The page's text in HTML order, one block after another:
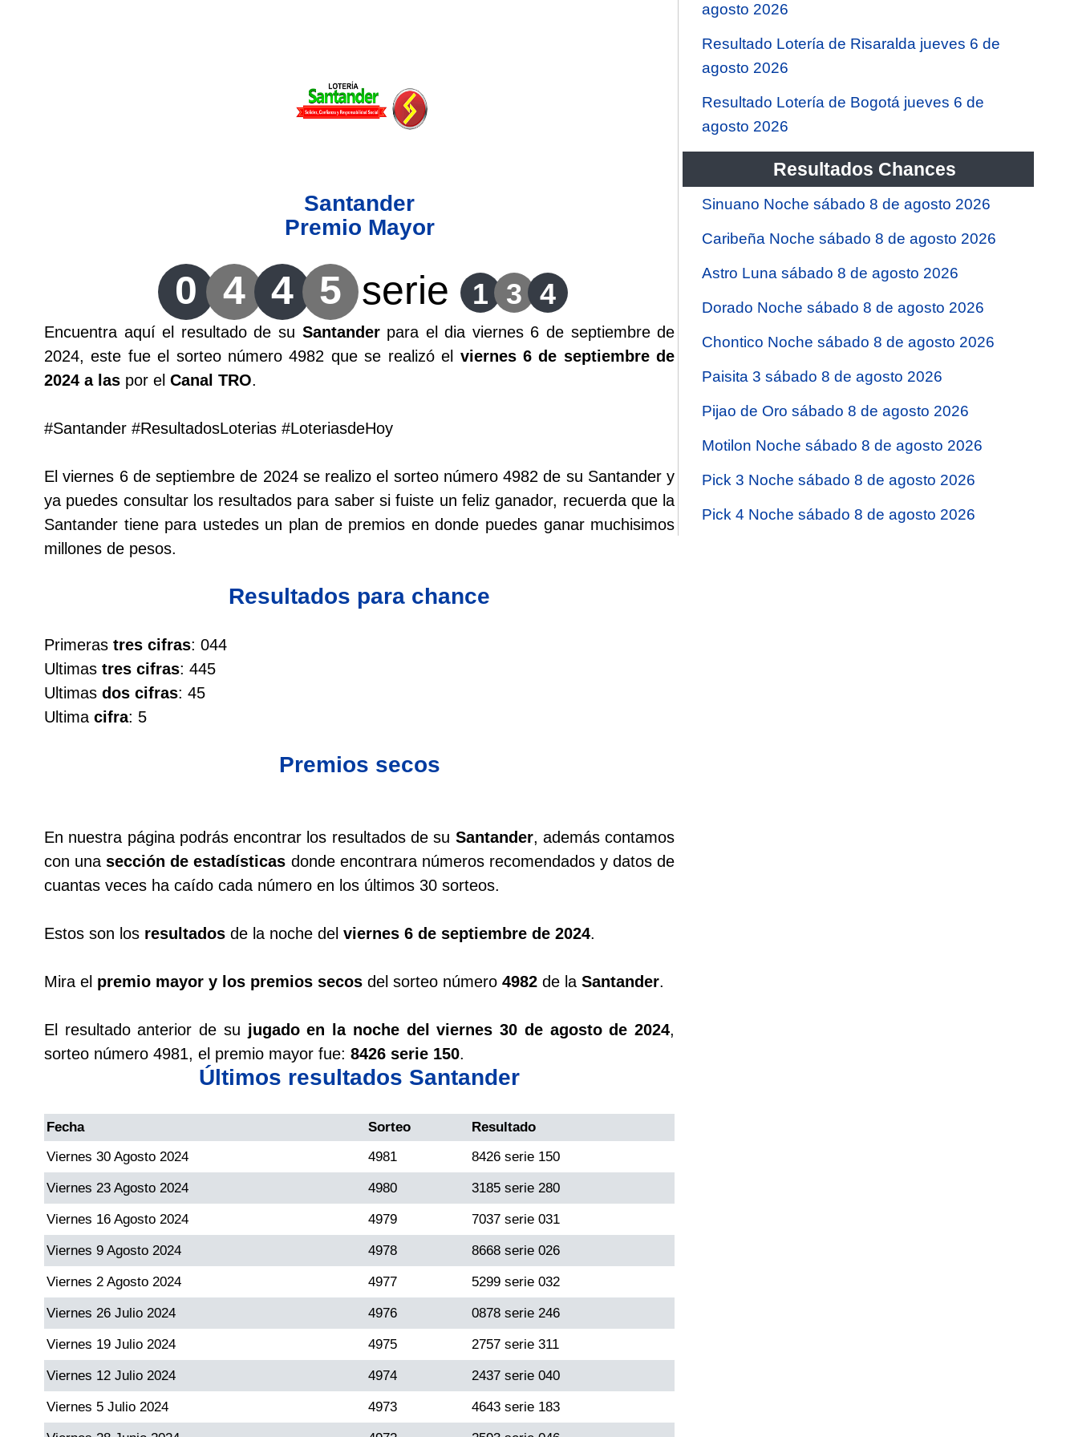
Lotería de Medellín
Lotería de Santander
Lotería del Cauca
Extra de Colombia
Antioqueñita Día
Astro Luna
Caribeña Día
Caribeña Noche
Chontico Día
Chontico Noche
Culona día
Dorado Mañana
Dorado Tarde
Dorado Noche
Fantástica Día
Fantástica Noche
Motilon Tarde
Motilon Noche
Santander
Premio Mayor
0 4 4 5 serie 1 3 4
Encuentra aquí el resultado de su Santanderpara el dia viernes 6 de septiembre de
2024, este fue el sorteo número 4982 que se realizó el viernes 6 de septiembre de
2024 a las por el Canal TRO.
#Santander #ResultadosLoterias #LoteriasdeHoy
El viernes 6 de septiembre de 2024 se realizo el sorteo número 4982 de su Santander y
ya puedes consultar los resultados para saber si fuiste un feliz ganador, recuerda que la
Santander tiene para ustedes un plan de premios en donde puedes ganar muchisimos
millones de pesos.
Resultados para chance
Primeras tres cifras: 044
Ultimas tres cifras: 445
Ultimas dos cifras: 45
Ultima cifra: 5
Premios secos
En nuestra página podrás encontrar los resultados de su Santander, además contamos
con unasección de estadísticas donde encontrara números recomendados y datos de
cuantas veces ha caído cada número en los últimos 30 sorteos.
Estos son los resultados de la noche del viernes 6 de septiembre de 2024.
Mira el premio mayor y los premios secos del sorteo número 4982 de la Santander.
El resultado anterior de su jugado en la noche del viernes 30 de agosto de 2024,
sorteo número 4981, el premio mayor fue: 8426 serie 150.
Últimos resultados Santander
Fecha Sorteo
Resultado
Viernes 30 Agosto 2024
4981 8426 serie 150
Viernes 23 Agosto 2024 4980 3185 serie 280
Viernes 16 Agosto 2024 4979 7037 serie 031
Viernes 9 Agosto 2024 4978 8668 serie 026
Viernes 2 Agosto 2024 4977 5299 serie 032
Viernes 26 Julio 2024 4976 0878 serie 246
Viernes 19 Julio 2024 4975 2757 serie 311
Viernes 12 Julio 2024 4974 2437 serie 040
Viernes 5 Julio 2024 4973 4643 serie 183
agosto 2026
Resultado Lotería de Risaralda jueves 6 de
agosto 2026
Resultado Lotería de Bogotá jueves 6 de
agosto 2026
Resultados Chances
Sinuano Noche sábado 8 de agosto 2026
Caribeña Noche sábado 8 de agosto 2026
Astro Luna sábado 8 de agosto 2026
Dorado Noche sábado 8 de agosto 2026
Chontico Noche sábado 8 de agosto 2026
Paisita 3 sábado 8 de agosto 2026
Pijao de Oro sábado 8 de agosto 2026
Motilon Noche sábado 8 de agosto 2026
Pick 3 Noche sábado 8 de agosto 2026
Pick 4 Noche sábado 8 de agosto 2026